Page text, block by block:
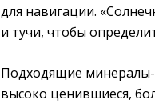
для навигации.
и тучи, чтобы
Подходящие
высоко ценившиеся,